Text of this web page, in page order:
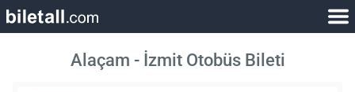
Alaçam - İzmit Otobüs Bileti